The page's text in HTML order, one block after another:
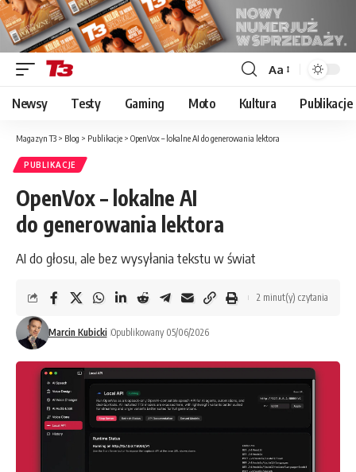
Font
Resizer
Aa
Newsy Testy Gaming Moto Kultura Publikacje
Magazyn T3 > Blog > Publikacje > OpenVox – lokalne AI do generowania lektora
PUBLIKACJE
OpenVox – lokalne AI
do generowania lektora
AI do głosu, ale bez wysyłania tekstu w świat
Marcin Kubicki Opublikowany 05/06/2026
2 minut(y) czytania